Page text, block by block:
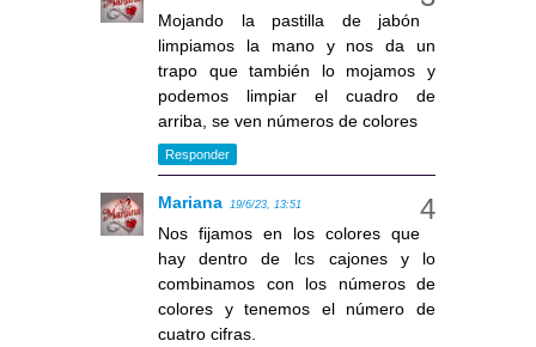
Mojando la pastilla de jabón
limpiamos la mano y nos da un
trapo que también lo mojamos y
podemos limpiar el cuadro de
arriba, se ven números de colores
Responder
Mariana 19/6/23, 13:51
Nos fijamos en los colores que
hay dentro de los cajones y lo
combinamos con los números de
colores y tenemos el número de
cuatro cifras.